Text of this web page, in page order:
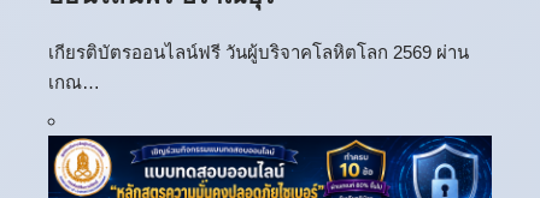
เกียรติบัตรออนไลน์ฟรี วันผู้บริจาคโลหิตโลก 2569 ผ่าน
เกณ…